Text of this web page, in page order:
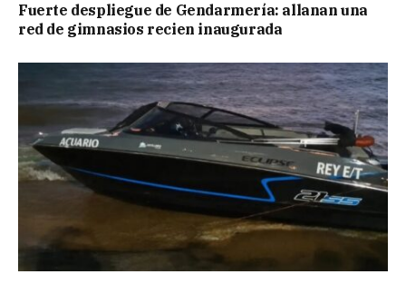
Fuerte despliegue de Gendarmería: allanan una
red de gimnasios recien inaugurada